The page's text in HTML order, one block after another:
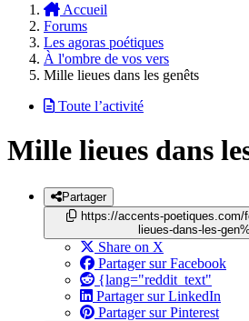
Accueil
Forums
Les agoras poétiques
À l'ombre de vos vers
Mille lieues dans les genêts
Toute l’activité
Mille lieues dans
Partager
https://accents-poetiques.com/
lieues-dans-les-
Share on X
Partager sur Facebook
{lang="reddit_text"
Partager sur LinkedIn
Partager sur Pinterest